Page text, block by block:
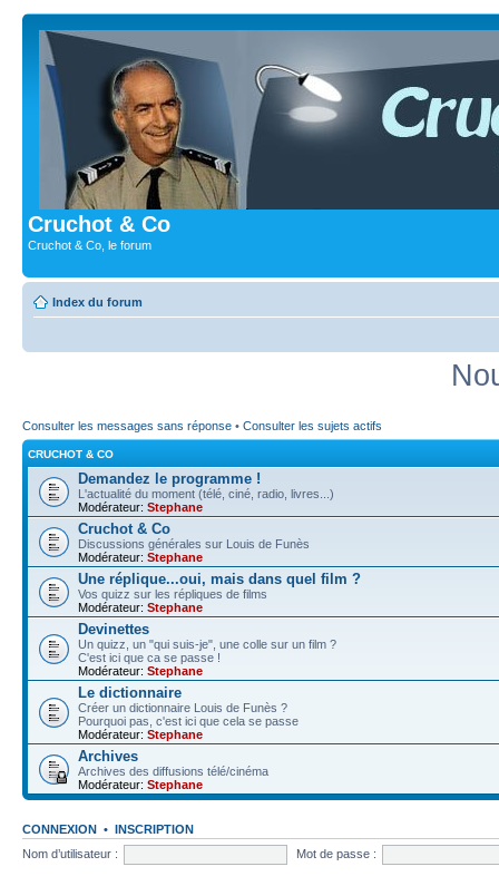
Cruchot & Co
Cruchot & Co, le forum
Index du forum
Consulter les messages sans réponse • Consulter les sujets actifs
CRUCHOT & CO
Demandez le programme !
L'actualité du moment (télé, ciné, radio, livres...)
Modérateur: Stephane
Cruchot & Co
Discussions générales sur Louis de Funès
Modérateur: Stephane
Une réplique...oui, mais dans quel film ?
Vos quizz sur les répliques de films
Modérateur: Stephane
Devinettes
Un quizz, un "qui suis-je", une colle sur un film ?
C'est ici que ca se passe !
Modérateur: Stephane
Le dictionnaire
Créer un dictionnaire Louis de Funès ?
Pourquoi pas, c'est ici que cela se passe
Modérateur: Stephane
Archives
Archives des diffusions télé/cinéma
Modérateur: Stephane
CONNEXION • INSCRIPTION
Nom d’utilisateur :
Mot de passe :